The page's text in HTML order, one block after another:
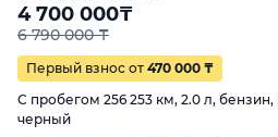
4 700 000₸
6 790 000 ₸
Первый взнос от 470 000 ₸
С пробегом 256 253 км, 2.0 л,
черный